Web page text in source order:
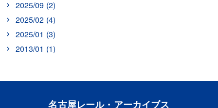
2025/09 (2)
2025/02 (4)
2025/01 (3)
2013/01 (1)
名古屋レール・アーカイブス